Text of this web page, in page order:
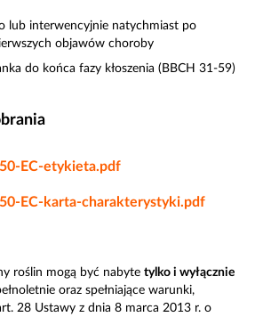
lub interwencyjnie natychmiast po
objawów choroby
do końca fazy kłoszenia (BBCH 31-59)
EC-etykieta.pdf
EC-karta-charakterystyki.pdf
roślin mogą być nabyte tylko i wyłącznie
oraz spełniające warunki,
28 Ustawy z dnia 8 marca 2013 r. o